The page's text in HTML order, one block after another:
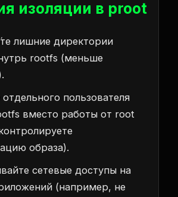
изоляции в proot
лишние директории
rootfs (меньше
пользователя
вместо работы от root
образа).
сетевые доступы на
(например, не